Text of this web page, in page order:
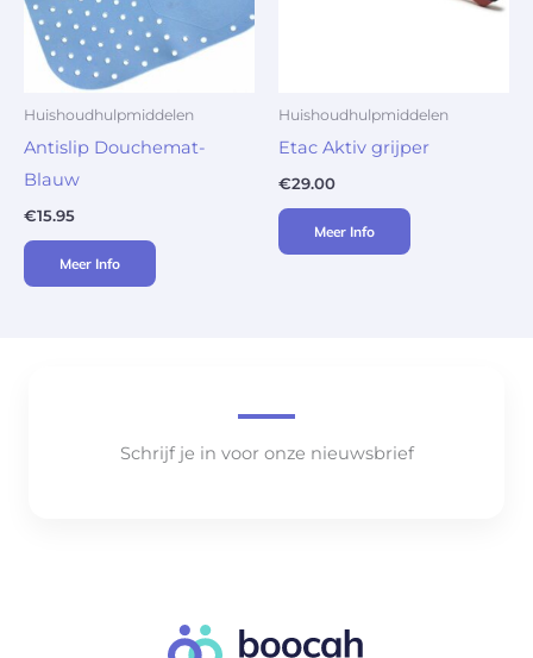
Huishoudhulpmiddelen
Antislip Douchemat-
Blauw
€15.95
Meer Info
Huishoudhulpmiddelen
Etac Aktiv grijper
€29.00
Meer Info
Schrijf je in voor onze nieuwsbrief